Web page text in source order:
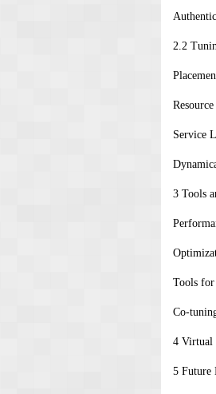
2.2
Service
3 Tools
Tools for
Co-
4 Virtual
5 Future